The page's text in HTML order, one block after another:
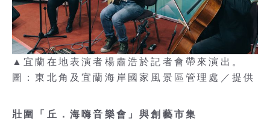
▲宜蘭在地表演者楊肅浩於記者會帶來演出。
圖：東北角及宜蘭海岸國家風景區管理處／提供
壯圍「丘．海嗨音樂會」與創藝市集